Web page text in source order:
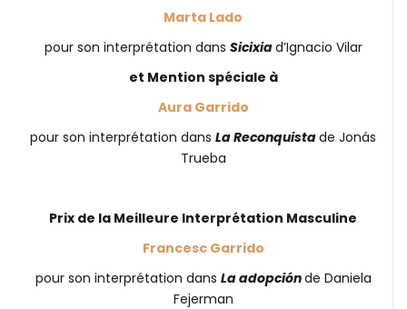
Marta Lado
pour son interprétation dans Sicixiad’Ignacio Vilar
et Mention spéciale à
Aura Garrido
pour son interprétation dans La Reconquistade Jonás
Trueba
Prix de la Meilleure Interprétation Masculine
Francesc Garrido
pour son interprétation dans La adopciónde Daniela
Fejerman